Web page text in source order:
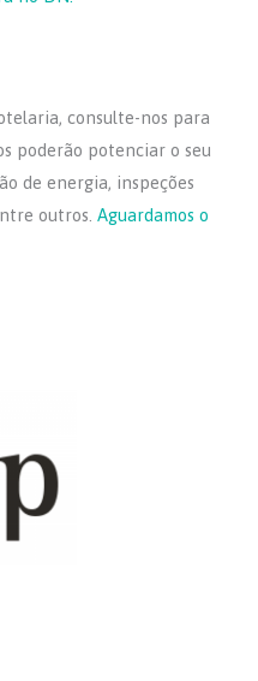
consulte-nos para
poderão potenciar o seu
de energia, inspeções
outros.Aguardamos o